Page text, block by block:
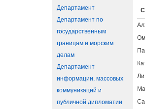
Департамент
Департамент по
государственным
границам и морским
делам
Департамент
информации, массовых
коммуникаций и
публичной дипломатии